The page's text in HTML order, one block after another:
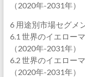
（2020年-2031年）
6 用途別市場セグメ
6.1 世界のイエロー
（2020年-2031年）
6.2 世界のイエロー
（2020年-2031年）